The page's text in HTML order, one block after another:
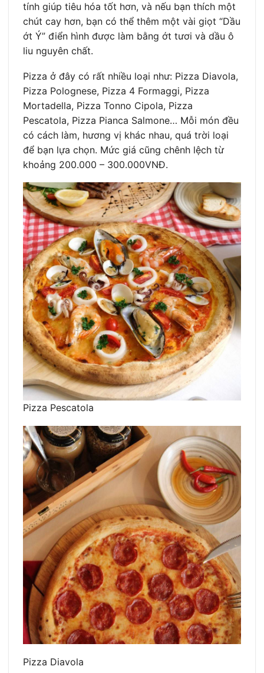
tính giúp tiêu hóa tốt hơn, và nếu bạn thích một
chút cay hơn, bạn có thể thêm một vài giọt “Dầu
ớt Ý” điển hình được làm bằng ớt tươi và dầu ô
liu nguyên chất.
Pizza ở đây có rất nhiều loại như: Pizza Diavola,
Pizza Polognese, Pizza 4 Formaggi, Pizza
Mortadella, Pizza Tonno Cipola, Pizza
Pescatola, Pizza Pianca Salmone… Mỗi món đều
có cách làm, hương vị khác nhau, quá trời loại
để bạn lựa chọn. Mức giá cũng chênh lệch từ
khoảng 200.000 – 300.000VNĐ.
Pizza Pescatola
Pizza Diavola